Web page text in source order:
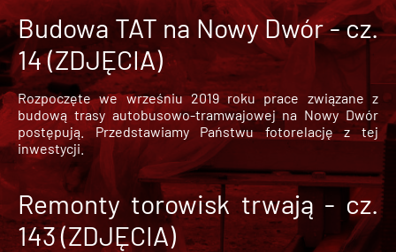
Budowa TAT na Nowy Dwór - cz.
14 (ZDJĘCIA)
Rozpoczęte we wrześniu 2019 roku prace związane z
budową trasy autobusowo-tramwajowej na Nowy Dwór
postępują. Przedstawiamy Państwu fotorelację z tej
inwestycji.
Remonty torowisk trwają - cz.
143 (ZDJĘCIA)